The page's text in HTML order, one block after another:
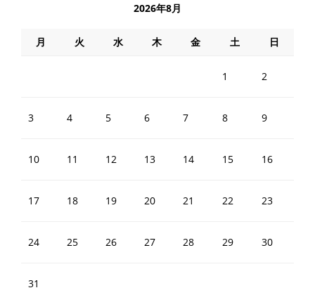
2026年8月
月 火 水 木 金 土 日
1 2
3 4 5 6 7 8 9
10 11 12 13 14 15 16
17 18 19 20 21 22 23
24 25 26 27 28 29 30
31